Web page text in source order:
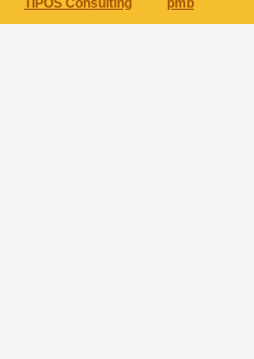
TIPOS Consulting pmb